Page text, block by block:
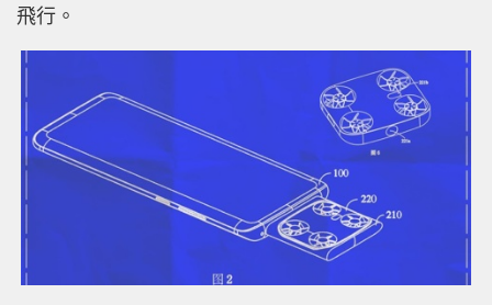
飛行。